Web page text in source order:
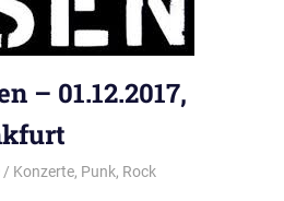
– 01.12.2017,
Konzerte, Punk, Rock